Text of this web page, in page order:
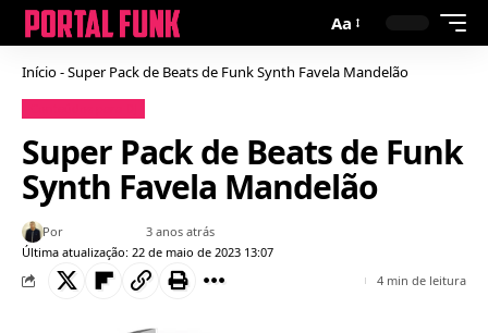
Aa
Início-Super Pack de Beats de Funk Synth Favela Mandelão
Super Pack de Beats de Funk
Synth Favela Mandelão
Última atualização: 22 de maio de 2023 13:07
Por Bruno Gabriel3 anos atrás
4 min de leitura